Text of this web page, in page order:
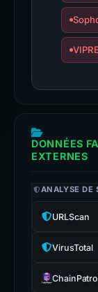
VIPRE
DONNÉES
EXTERNES
ANALYSE DE
URLScan
VirusTotal